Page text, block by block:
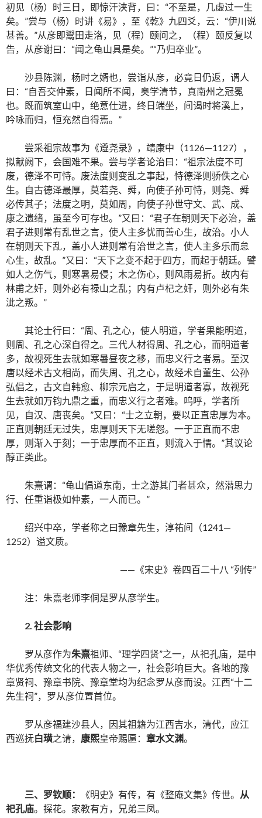
初见（杨）时三日，即惊汗浃背，曰：“不至是，几虚过一生
矣。”尝与（杨）时讲《易》，至《乾》九四爻，云：“伊川说
甚善。”从彦即鬻田走洛，见（程）颐问之，（程）颐反复以
告，从彦谢曰：“闻之龟山具是矣。”“乃归卒业”。
沙县陈渊，杨时之婿也，尝诣从彦，必竟日仍返，谓人
曰：“自吾交仲素，日闻所不闻，奥学清节，真南州之冠冕
也。既而筑室山中，绝意仕进，终日端坐，间谒时将溪上，
吟咏而归，恒充然自得焉。”
尝采祖宗故事为《遵尧录》，靖康中（1126—1127），
拟献阙下，会国难不果。尝与学者论治曰：“祖宗法度不可
废，德泽不可恃。废法度则变乱之事起，恃德泽则骄佚之心
生。自古德泽最厚，莫若尧、舜，向使子孙可恃，则尧、舜
必传其子；法度之明，莫如周，向使子孙世守文、武、成、
康之遗绪，虽至今可存也。”又曰：“君子在朝则天下必治，盖
君子进则常有乱世之言，使人主多忧而善心生，故治。小人
在朝则天下乱，盖小人进则常有治世之言，使人主多乐而怠
心生，故乱。”又曰：“天下之变不起于四方，而起于朝廷。譬
如人之伤气，则寒暑易侵；木之伤心，则风雨易折。故内有
林甫之奸，则外必有禄山之乱；内有卢杞之奸，则外必有朱
泚之叛。”
其论士行曰：“周、孔之心，使人明道，学者果能明道，
则周、孔之心深自得之。三代人材得周、孔之心，而明道者
多，故视死生去就如寒暑昼夜之移，而忠义行之者易。至汉
唐以经术古文相尚，而失周、孔之心，故经术自董生、公孙
弘倡之，古文自韩愈、柳宗元启之，于是明道者寡，故视死
生去就如万钧九鼎之重，而忠义行之者难。呜呼，学者所
见，自汉、唐丧矣。”又曰：“士之立朝，要以正直忠厚为本。
正直则朝廷无过失，忠厚则天下无嗟怨。一于正直而不忠
厚，则渐入于刻；一于忠厚而不正直，则流入于懦。”其议论
醇正类此。
朱熹谓：“龟山倡道东南，士之游其门者甚众，然潜思力
行、任重诣极如仲素，一人而已。”
绍兴中卒，学者称之曰豫章先生，淳祐间（1241—
1252）谥文质。
——《宋史》卷四百二十八 “列传”
注：朱熹老师李侗是罗从彦学生。
2. 社会影响
罗从彦作为朱熹祖师、“理学四贤”之一，从祀孔庙，是中
华优秀传统文化的代表人物之一，社会影响巨大。各地的豫
章贤祠、豫章书院、豫章堂均为纪念罗从彦而设。江西“十二
先生祠”，罗从彦位置首位。
罗从彦福建沙县人，因其祖籍为江西吉水，清代，应江
西巡抚白璜之请， 康熙皇帝赐匾： 章水文渊。
三、 罗钦顺： 《明史》有传，有《整庵文集》传世。 从
祀孔庙。探花。家教有方，兄弟三凤。